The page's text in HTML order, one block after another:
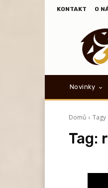
KONTAKT O
Novinky
Domů Tagy
Tag: